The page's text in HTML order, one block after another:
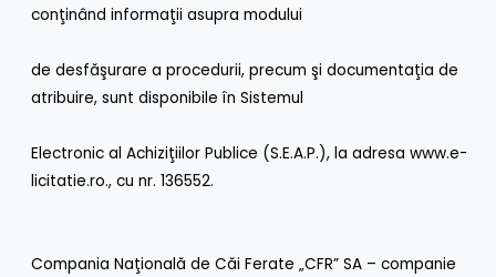
conţinând informaţii asupra modului
de desfăşurare a procedurii, precum şi documentaţia de
atribuire, sunt disponibile în Sistemul
Electronic al Achiziţiilor Publice (S.E.A.P.), la adresa www.e-
licitatie.ro., cu nr. 136552.
Compania Naţională de Căi Ferate „CFR” SA – companie